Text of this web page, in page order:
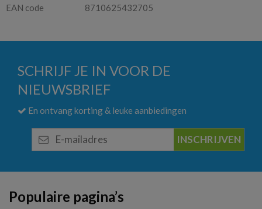
EAN code
8710625432705
SCHRIJF JE IN VOOR DE
NIEUWSBRIEF
En ontvang korting & leuke aanbiedingen
mailadres
Populaire pagina’s